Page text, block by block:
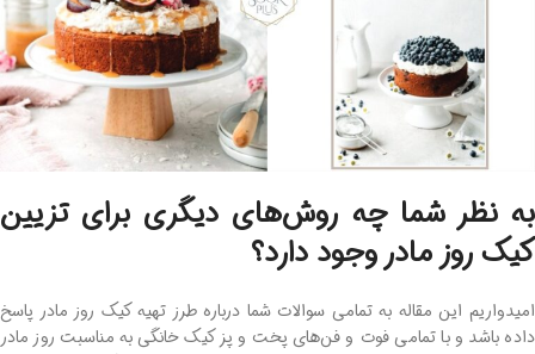
به‌ نظر شما چه روش‌های دیگری برای تزیین
کیک روز مادر وجود دارد؟
امیدواریم این مقاله به تمامی سوالات شما درباره طرز تهیه کیک روز مادر پاسخ
داده باشد و با تمامی فوت‌ و فن‌های پخت ‌و پز کیک خانگی به مناسبت روز مادر